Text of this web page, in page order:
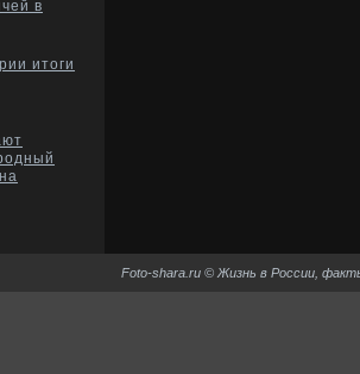
в
итоги
Foto-shara.ru © Жизнь в России,